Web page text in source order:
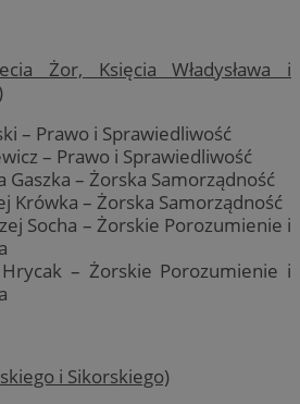
Żor, Księcia Władysława i
– Prawo i Sprawiedliwość
– Prawo i Sprawiedliwość
Gaszka – Żorska Samorządność
Krówka – Żorska Samorządność
Socha – Żorskie Porozumienie i
– Żorskie Porozumienie i
i Sikorskiego)